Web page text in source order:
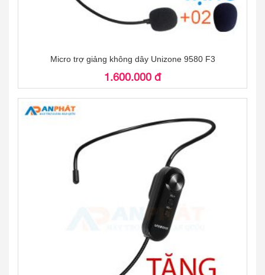
Micro trợ giảng không dây Unizone 9580 F3
1.600.000 đ